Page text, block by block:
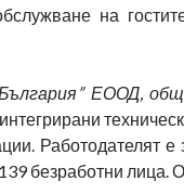
на
ЕООД,
безработни